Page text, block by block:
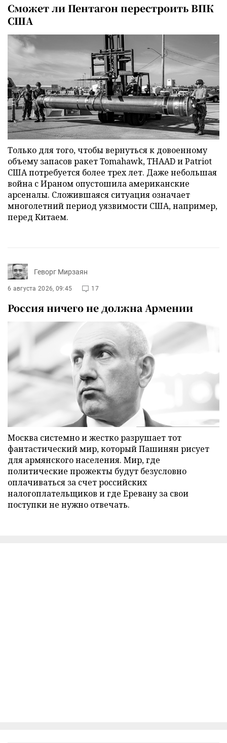
Сможет ли Пентагон перестроить ВПК
США
Только для того, чтобы вернуться к довоенному
объему запасов ракет Tomahawk, THAAD и Patriot
США потребуется более трех лет. Даже небольшая
война с Ираном опустошила американские
арсеналы. Сложившаяся ситуация означает
многолетний период уязвимости США, например,
перед Китаем.
Геворг Мирзаян
6 августа 2026, 09:45 17
Россия ничего не должна Армении
Москва системно и жестко разрушает тот
фантастический мир, который Пашинян рисует
для армянского населения. Мир, где
политические прожекты будут безусловно
оплачиваться за счет российских
налогоплательщиков и где Еревану за свои
поступки не нужно отвечать.